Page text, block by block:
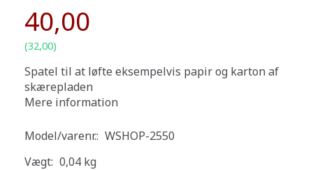
40,00
(32,00)
Spatel til at løfte eksempelvis papir og karton af
skærepladen
Mere information
Model/varenr.: WSHOP-2550
Vægt: 0,04 kg